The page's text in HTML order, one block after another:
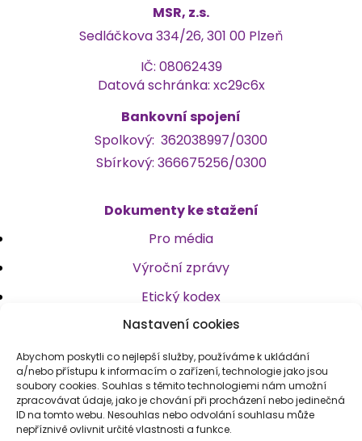
Nastavení cookies
Abychom poskytli co nejlepší služby, používáme k ukládání
a/nebo přístupu k informacím o zařízení, technologie jako jsou
soubory cookies. Souhlas s těmito technologiemi nám umožní
zpracovávat údaje, jako je chování při procházení nebo jedinečná
ID na tomto webu. Nesouhlas nebo odvolání souhlasu může
nepříznivě ovlivnit určité vlastnosti a funkce.
MSR, z.s.
Sedláčkova 334/26, 301 00 Plzeň
IČ: 08062439
Datová schránka: xc29c6x
Bankovní spojení
Spolkový: 362038997/0300
Sbírkový: 366675256/0300
Dokumenty ke stažení
Pro média
Výroční zprávy
Etický kodex
Stanovy
Logotyp
Kontakt
spolek@msr.care